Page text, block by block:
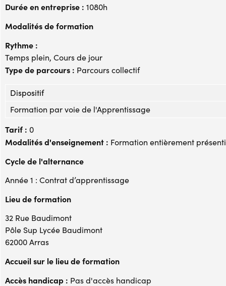
Durée en entreprise : 1080h
Modalités de formation
Rythme :
Temps plein, Cours de jour
Type de parcours : Parcours collectif
Dispositif
Formation par voie de l'Apprentissage
Tarif : 0
Modalités d'enseignement : Formation entièrement
Cycle de l'alternance
Année 1 : Contrat d’apprentissage
Lieu de formation
32 Rue Baudimont
Pôle Sup Lycée Baudimont
62000 Arras
Accueil sur le lieu de formation
Accès handicap : Pas d'accès handicap